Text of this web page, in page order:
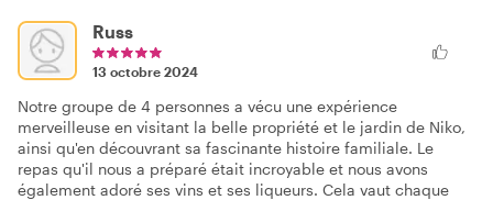
Russ
13 octobre 2024
Notre groupe de 4 personnes a vécu une expérience
merveilleuse en visitant la belle propriété et le jardin de Niko,
ainsi qu'en découvrant sa fascinante histoire familiale. Le
repas qu'il nous a préparé était incroyable et nous avons
également adoré ses vins et ses liqueurs. Cela vaut chaque